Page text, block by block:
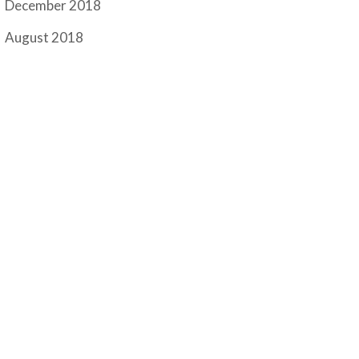
December 2018
August 2018